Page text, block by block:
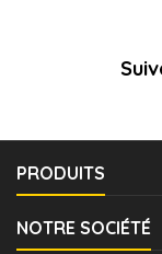
PRODUITS
NOTRE SOCIÉTÉ